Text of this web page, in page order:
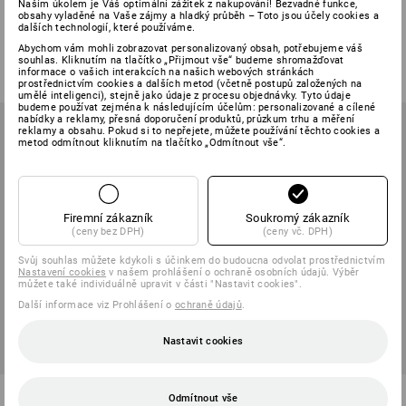
4255 FFA2P3 R D
od 751,41 Kč
(vč. DPH) od 50 ks
8710 E FFP1 NR D
varianta
od 647,35 Kč
(vč. DPH) od 24 balení
3M těleso polomasky 6200
Naším úkolem je Váš optimální zážitek z nakupování! Bezvadné funkce,
obsahy vyladěné na Vaše zájmy a hladký průběh – Toto jsou účely cookies a
dalších technologií, které používáme.
Abychom vám mohli zobrazovat personalizovaný obsah, potřebujeme váš
souhlas. Kliknutím na tlačítko „Přijmout vše“ budeme shromažďovat
informace o vašich interakcích na našich webových stránkách
prostřednictvím cookies a dalších metod (včetně postupů založených na
umělé inteligenci), stejně jako údaje z procesu objednávky. Tyto údaje
budeme používat zejména k následujícím účelům: personalizované a cílené
nabídky a reklamy, přesná doporučení produktů, průzkum trhu a měření
reklamy a obsahu. Pokud si to nepřejete, můžete používání těchto cookies a
metod odmítnout kliknutím na tlačítko „Odmítnout vše“.
Firemní zákazník
(ceny bez DPH)
Soukromý zákazník
(ceny vč. DPH)
Svůj souhlas můžete kdykoli s účinkem do budoucna odvolat prostřednictvím
Nastavení cookies v našem prohlášení o ochraně osobních údajů. Výběr
můžete také individuálně upravit v části "Nastavit cookies".
Další informace viz Prohlášení o ochraně údajů.
Nastavit cookies
Odmítnout vše